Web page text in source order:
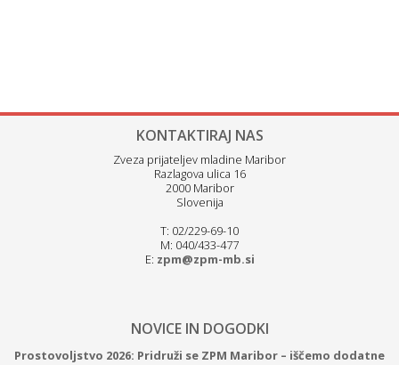
KONTAKTIRAJ NAS
Zveza prijateljev mladine Maribor
Razlagova ulica 16
2000 Maribor
Slovenija
T: 02/229-69-10
M: 040/433-477
E: zpm@zpm-mb.si
NOVICE IN DOGODKI
Prostovoljstvo 2026: Pridruži se ZPM Maribor – iščemo dodatne